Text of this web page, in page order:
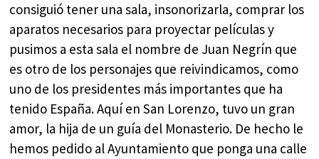
consiguió tener una sala, insonorizarla, comprar los
aparatos necesarios para proyectar películas y
pusimos a esta sala el nombre de Juan Negrín que
es otro de los personajes que reivindicamos, como
uno de los presidentes más importantes que ha
tenido España. Aquí en San Lorenzo, tuvo un gran
amor, la hija de un guía del Monasterio. De hecho le
hemos pedido al Ayuntamiento que ponga una calle